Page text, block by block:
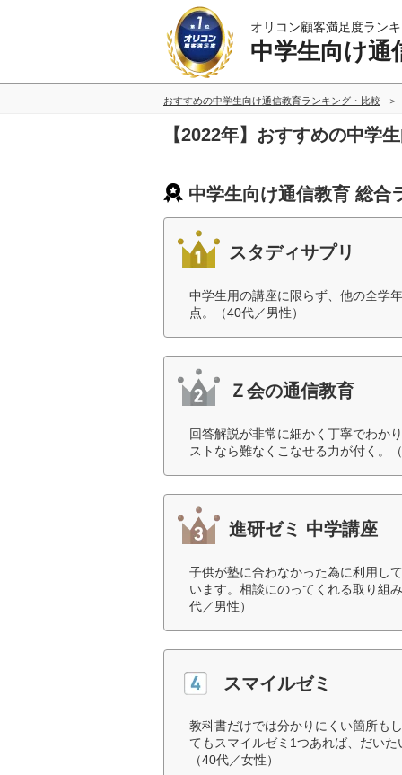
オリコン顧客満足度ラン
中学生向け通
おすすめの中学生向け通信教育ランキング・比較
【2022年】おすすめの中学
中学生向け通信教育 総合
スタディサプリ
中学生用の講座に限らず、他の全学
点。（40代／男性）
Ｚ会の通信教育
回答解説が非常に細かく丁寧でわか
ストなら難なくこなせる力が付く。
進研ゼミ 中学講座
子供が塾に合わなかった為に利用し
います。相談にのってくれる取り組
代／男性）
スマイルゼミ
教科書だけでは分かりにくい箇所も
てもスマイルゼミ1つあれば、だい
（40代／女性）